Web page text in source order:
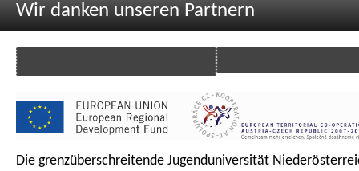
Wir danken unseren Partnern
Die grenzüberschreitende Jugenduniversität